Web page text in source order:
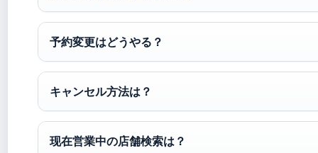
予約変更はどうやる？
キャンセル方法は？
现在営業中の店舗検索は？